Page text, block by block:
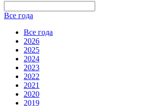
Все года
Все года
2026
2025
2024
2023
2022
2021
2020
2019